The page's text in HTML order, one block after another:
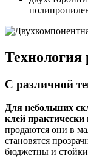
Технология
С различной
Для небольших
клей
продаются они в
становятся
бюджетны и